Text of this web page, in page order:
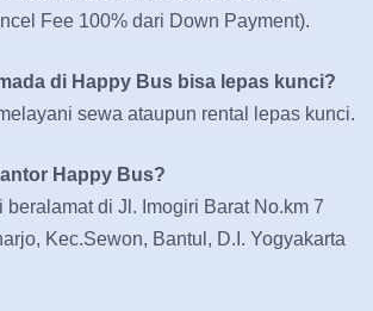
Fee 100% dari Down Payment).
di Happy Bus bisa lepas kunci?
sewa ataupun rental lepas kunci.
Happy Bus?
beralamat di Jl. Imogiri Barat No.km 7
Kec.Sewon, Bantul, D.I. Yogyakarta